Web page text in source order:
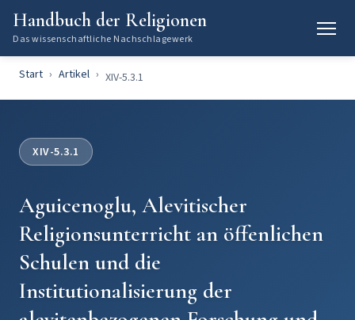
Handbuch der Religionen
Das wissenschaftliche Nachschlagewerk
Start Artikel XIV-5.3.1
XIV-5.3.1
Aguicenoglu, Alevitischer
Religionsunterricht an öffenlichen
Schulen und die
Institutionalisierung der